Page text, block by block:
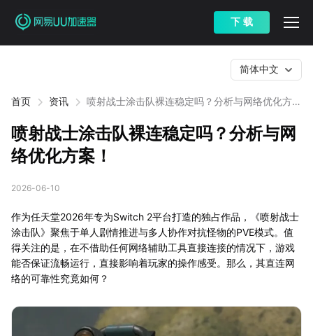
下 载
首页 资讯
喷射战士涂击队裸连稳定吗？分析与网络优化方
简体中文
喷射战士涂击队裸连稳定吗？分析与网
络优化方案！
2026-06-10
作为任天堂2026年专为Switch 2平台打造的独占作品，《喷射战士
涂击队》聚焦于单人剧情推进与多人协作对抗怪物的PVE模式。值
得关注的是，在不借助任何网络辅助工具直接连接的情况下，游戏
能否保证流畅运行，直接影响着玩家的操作感受。那么，其直连网
络的可靠性究竟如何？